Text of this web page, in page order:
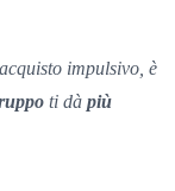
impulsivo, è
ti dà più